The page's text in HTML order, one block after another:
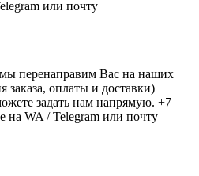
или почту
перенаправим Вас на наших
заказа, оплаты и доставки)
задать нам напрямую. +7
на WA / Telegram или почту